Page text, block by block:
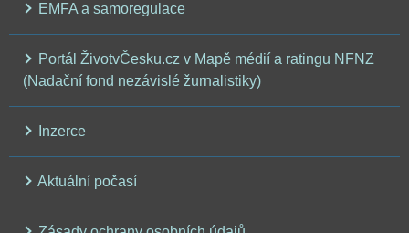
EMFA a samoregulace
Portál ŽivotvČesku.cz v Mapě médií a ratingu NFNZ
(Nadační fond nezávislé žurnalistiky)
Inzerce
Aktuální počasí